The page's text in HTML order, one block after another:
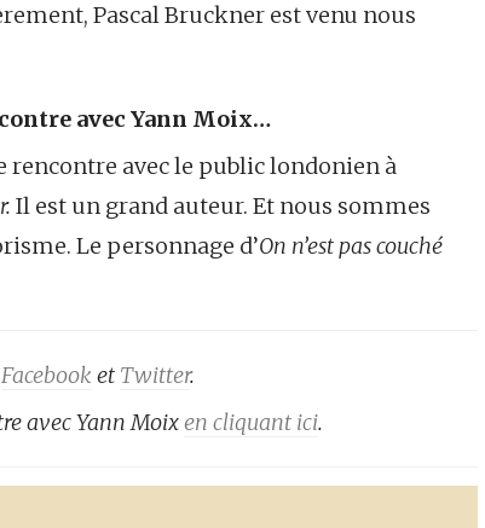
Pascal Bruckner est venu nous
avec Yann Moix…
rencontre avec le public londonien à
Il est un grand auteur. Et nous sommes
Le personnage d’On n’est pas couché
Facebook et Twitter.
avec Yann Moixen cliquant ici.